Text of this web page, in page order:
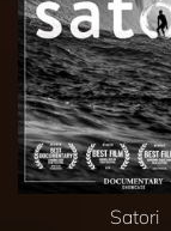
Satori